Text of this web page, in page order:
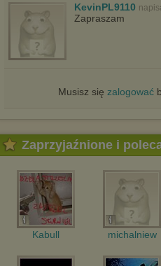
KevinPL9110
Zapraszam
Musisz się zalogować
Zaprzyjaźnione i
Kabull michalniew